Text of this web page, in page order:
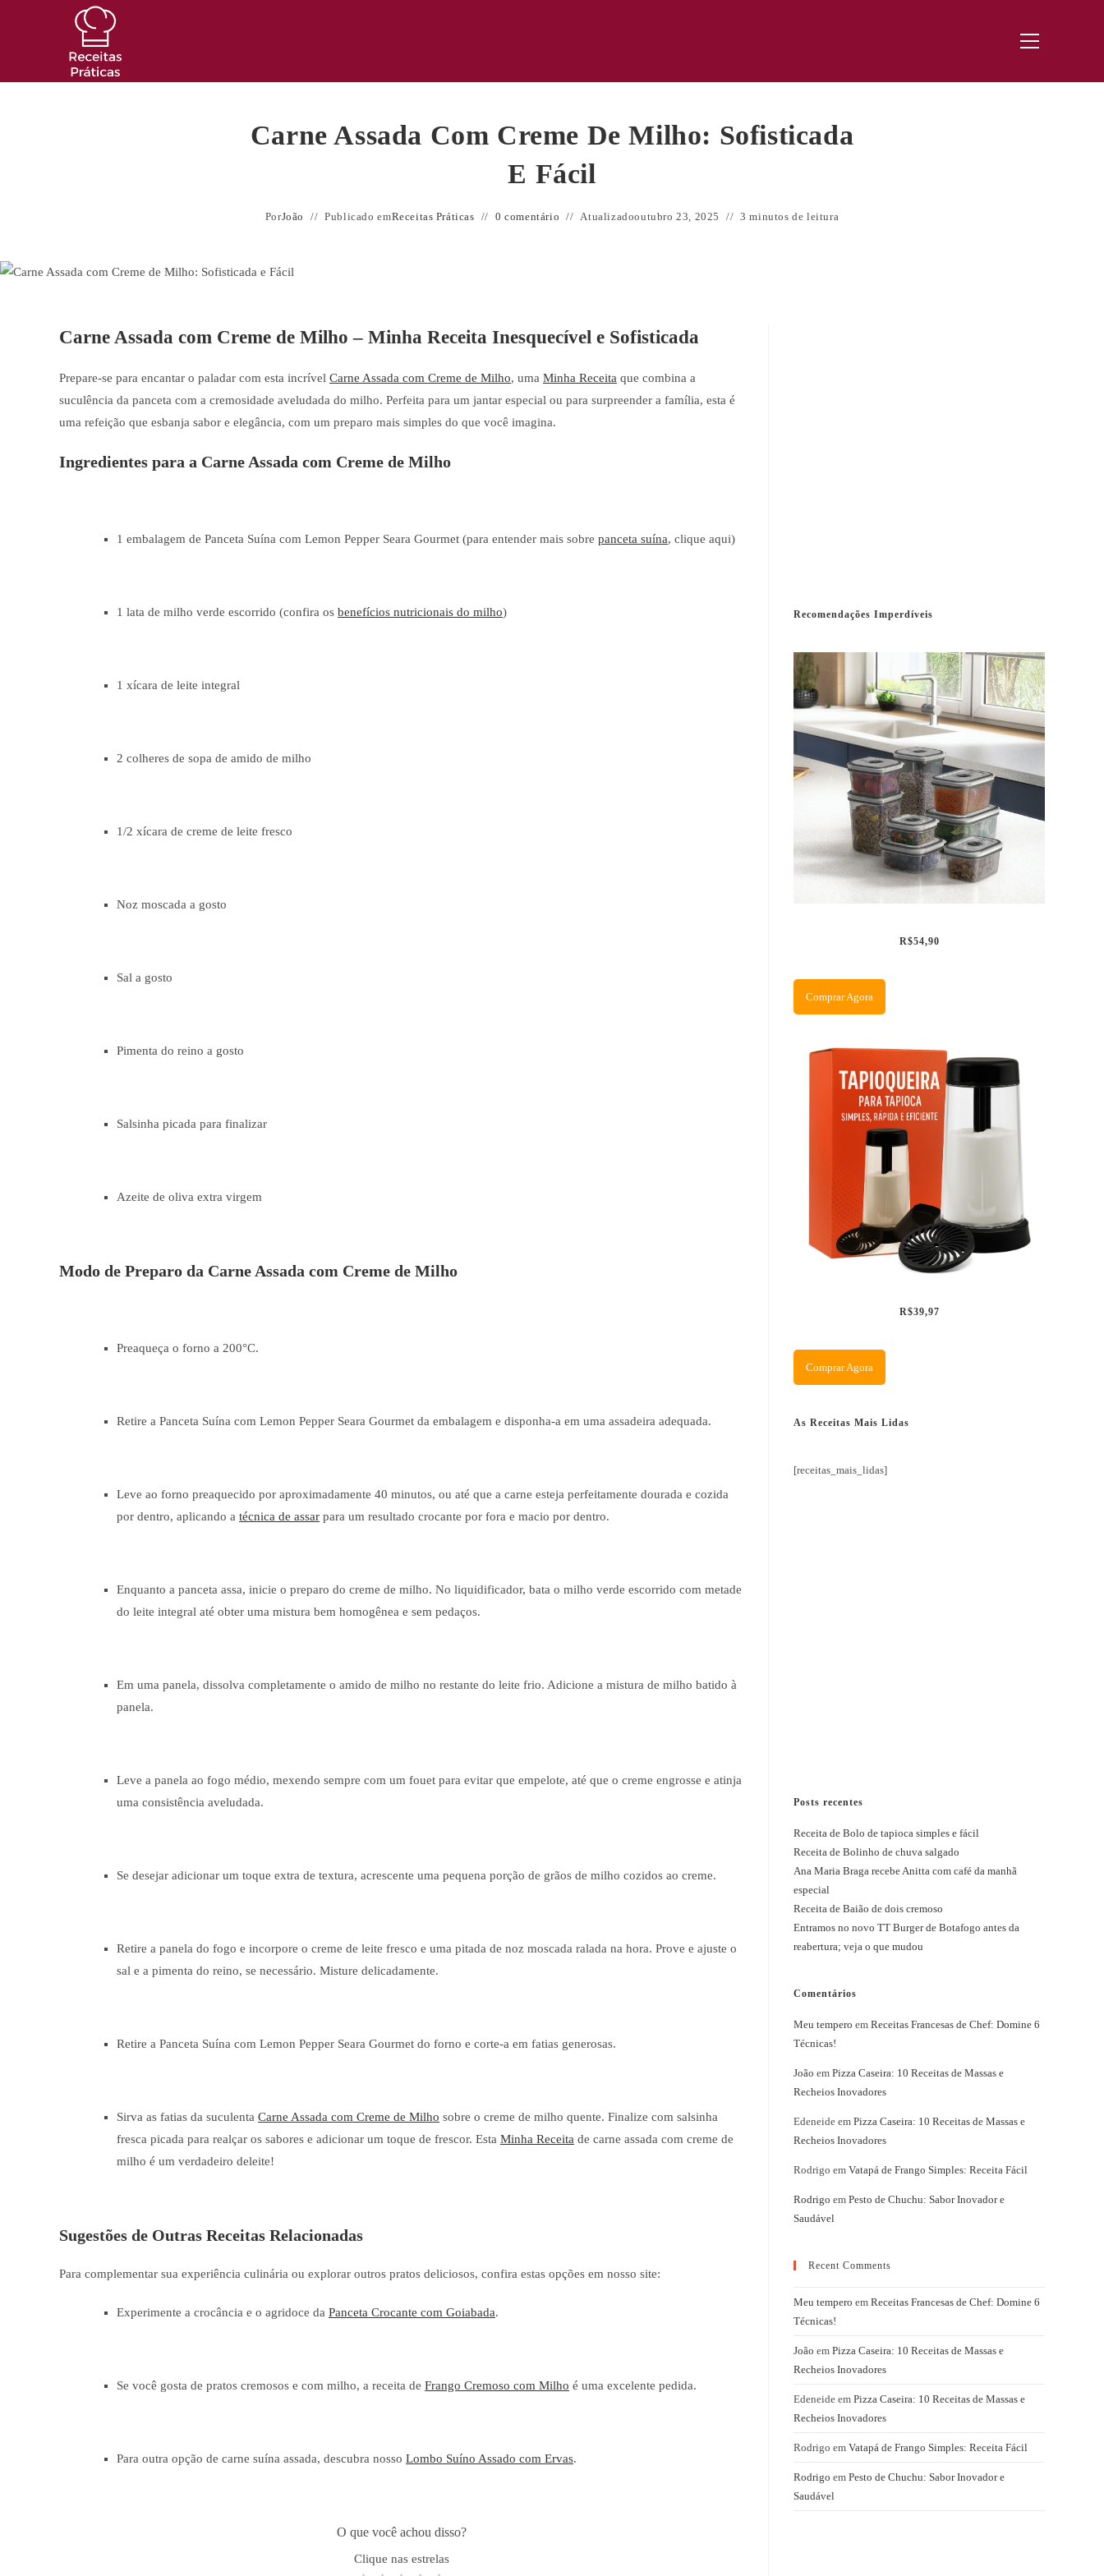
Menu
Carne Assada Com Creme De Milho: Sofisticada
E Fácil
PorJoão Publicado emReceitas Práticas 0 comentário Atualizadooutubro 23, 2025 3 minutos de leitura
Carne Assada com Creme de Milho – Minha Receita Inesquecível e Sofisticada
Prepare-se para encantar o paladar com esta incrível Carne Assada com Creme de Milho, uma Minha Receita que combina a
suculência da panceta com a cremosidade aveludada do milho. Perfeita para um jantar especial ou para surpreender a família, esta é
uma refeição que esbanja sabor e elegância, com um preparo mais simples do que você imagina.
Ingredientes para a Carne Assada com Creme de Milho
1 embalagem de Panceta Suína com Lemon Pepper Seara Gourmet (para entender mais sobre panceta suína, clique aqui)
1 lata de milho verde escorrido (confira os benefícios nutricionais do milho)
1 xícara de leite integral
2 colheres de sopa de amido de milho
1/2 xícara de creme de leite fresco
Noz moscada a gosto
Sal a gosto
Pimenta do reino a gosto
Salsinha picada para finalizar
Azeite de oliva extra virgem
Modo de Preparo da Carne Assada com Creme de Milho
Preaqueça o forno a 200°C.
Retire a Panceta Suína com Lemon Pepper Seara Gourmet da embalagem e disponha-a em uma assadeira adequada.
Leve ao forno preaquecido por aproximadamente 40 minutos, ou até que a carne esteja perfeitamente dourada e cozida
por dentro, aplicando a técnica de assar para um resultado crocante por fora e macio por dentro.
Enquanto a panceta assa, inicie o preparo do creme de milho. No liquidificador, bata o milho verde escorrido com metade
do leite integral até obter uma mistura bem homogênea e sem pedaços.
Em uma panela, dissolva completamente o amido de milho no restante do leite frio. Adicione a mistura de milho batido à
panela.
Leve a panela ao fogo médio, mexendo sempre com um fouet para evitar que empelote, até que o creme engrosse e atinja
uma consistência aveludada.
Se desejar adicionar um toque extra de textura, acrescente uma pequena porção de grãos de milho cozidos ao creme.
Retire a panela do fogo e incorpore o creme de leite fresco e uma pitada de noz moscada ralada na hora. Prove e ajuste o
sal e a pimenta do reino, se necessário. Misture delicadamente.
Retire a Panceta Suína com Lemon Pepper Seara Gourmet do forno e corte-a em fatias generosas.
Sirva as fatias da suculenta Carne Assada com Creme de Milho sobre o creme de milho quente. Finalize com salsinha
fresca picada para realçar os sabores e adicionar um toque de frescor. Esta Minha Receita de carne assada com creme de
milho é um verdadeiro deleite!
Sugestões de Outras Receitas Relacionadas
Para complementar sua experiência culinária ou explorar outros pratos deliciosos, confira estas opções em nosso site:
Experimente a crocância e o agridoce da Panceta Crocante com Goiabada.
Se você gosta de pratos cremosos e com milho, a receita de Frango Cremoso com Milho é uma excelente pedida.
Para outra opção de carne suína assada, descubra nosso Lombo Suíno Assado com Ervas.
O que você achou disso?
Clique nas estrelas
Recomendações Imperdíveis
R$54,90
Comprar Agora
R$39,97
Comprar Agora
As Receitas Mais Lidas
[receitas_mais_lidas]
Posts recentes
Receita de Bolo de tapioca simples e fácil
Receita de Bolinho de chuva salgado
Ana Maria Braga recebe Anitta com café da manhã
especial
Receita de Baião de dois cremoso
Entramos no novo TT Burger de Botafogo antes da
reabertura; veja o que mudou
Comentários
Meu tempero em Receitas Francesas de Chef: Domine 6
Técnicas!
João em Pizza Caseira: 10 Receitas de Massas e
Recheios Inovadores
Edeneide em Pizza Caseira: 10 Receitas de Massas e
Recheios Inovadores
Rodrigo em Vatapá de Frango Simples: Receita Fácil
Rodrigo em Pesto de Chuchu: Sabor Inovador e
Saudável
Recent Comments
Meu tempero em Receitas Francesas de Chef: Domine 6
Técnicas!
João em Pizza Caseira: 10 Receitas de Massas e
Recheios Inovadores
Edeneide em Pizza Caseira: 10 Receitas de Massas e
Recheios Inovadores
Rodrigo em Vatapá de Frango Simples: Receita Fácil
Rodrigo em Pesto de Chuchu: Sabor Inovador e
Saudável